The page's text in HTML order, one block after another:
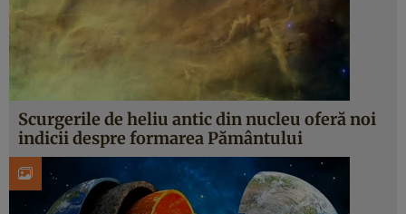
Scurgerile de heliu antic din nucleu oferă noi
indicii despre formarea Pământului